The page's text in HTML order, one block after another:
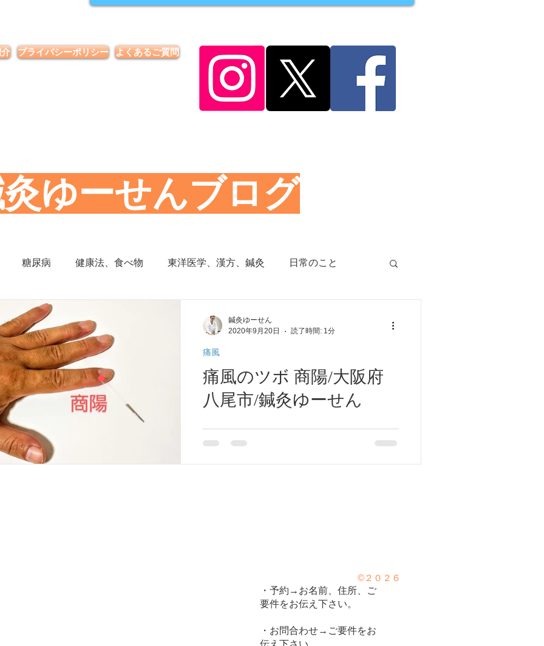
プライバシーポリシー よくあるご質問
ゆーせんブログ
糖尿病 健康法、食べ物 東洋医学、漢方、鍼灸 日常のこと
からだの働き
症状 頭部の症状 小児の症状
(アレルギー性鼻炎） 脱毛症 顔面部の症状 耳鳴り、難聴
障害 肩こり
痛風のツボ 商陽/大阪府
八尾市/鍼灸ゆーせん
角にあります。 商陽は痛風の他、橈骨神経
痛風
鍼灸ゆーせん
2020年9月20日
読了時間: 1分
・予約→お名前、住所、ご
要件をお伝え下さい。
・お問合わせ→ご要件をお
伝え下さい。
©２０２６